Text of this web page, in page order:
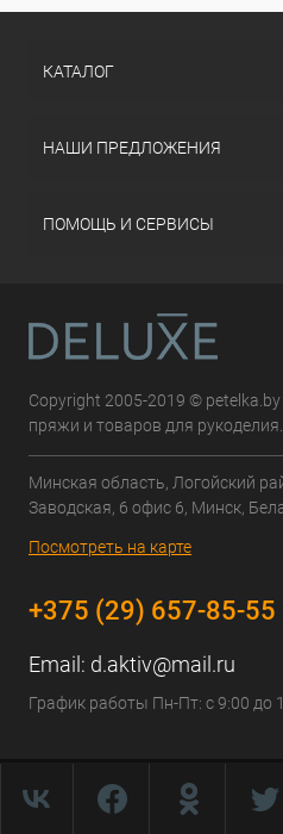
КАТАЛОГ
НАШИ ПРЕДЛОЖЕНИЯ
ПОМОЩЬ И СЕРВИСЫ
Copyright 2005-2019 ©
пряжи и товаров для
Минская область, Логойский
Заводская, 6 офис 6, Минск,
Посмотреть на карте
+375 (29) 657-85-55
Email: d.aktiv@mail.ru
График работы Пн-Пт: с 9:00 до